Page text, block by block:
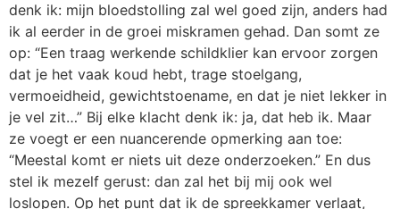
denk ik: mijn bloedstolling zal wel goed zijn, anders had
ik al eerder in de groei miskramen gehad. Dan somt ze
op: “Een traag werkende schildklier kan ervoor zorgen
dat je het vaak koud hebt, trage stoelgang,
vermoeidheid, gewichtstoename, en dat je niet lekker in
je vel zit…” Bij elke klacht denk ik: ja, dat heb ik. Maar
ze voegt er een nuancerende opmerking aan toe:
“Meestal komt er niets uit deze onderzoeken.” En dus
stel ik mezelf gerust: dan zal het bij mij ook wel
loslopen. Op het punt dat ik de spreekkamer verlaat,